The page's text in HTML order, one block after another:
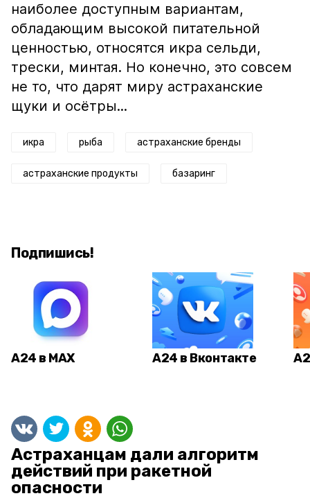
наиболее доступным вариантам,
обладающим высокой питательной
ценностью, относятся икра сельди,
трески, минтая. Но конечно, это совсем
не то, что дарят миру астраханские
щуки и осётры...
икра рыба астраханские бренды
астраханские продукты базаринг
Подпишись!
А24 в MAX А24 в Вконтакте
Астраханцам дали алгоритм
действий при ракетной
опасности